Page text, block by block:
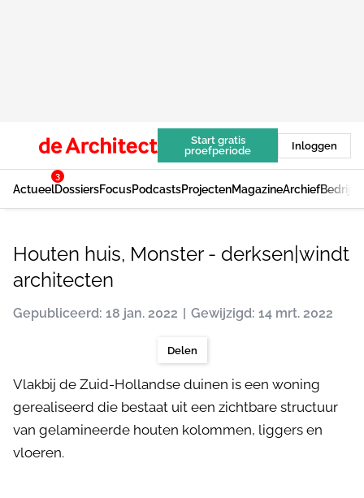
Start gratis
proefperiode
Inloggen
Actueel
3
DossiersFocusPodcastsProjectenMagazineArchief
Houten huis, Monster - derksen|windt
architecten
Gepubliceerd: 18 jan. 2022 Gewijzigd: 14 mrt. 2022
Delen
Vlakbij de Zuid-Hollandse duinen is een woning
gerealiseerd die bestaat uit een zichtbare structuur
van gelamineerde houten kolommen, liggers en
vloeren.